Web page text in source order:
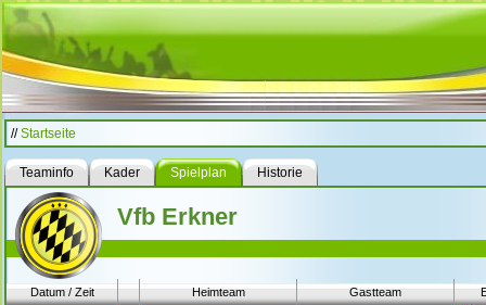
//Startseite
Teaminfo Kader Spielplan Historie
Vfb Erkner
Datum / Zeit Heimteam Gastteam